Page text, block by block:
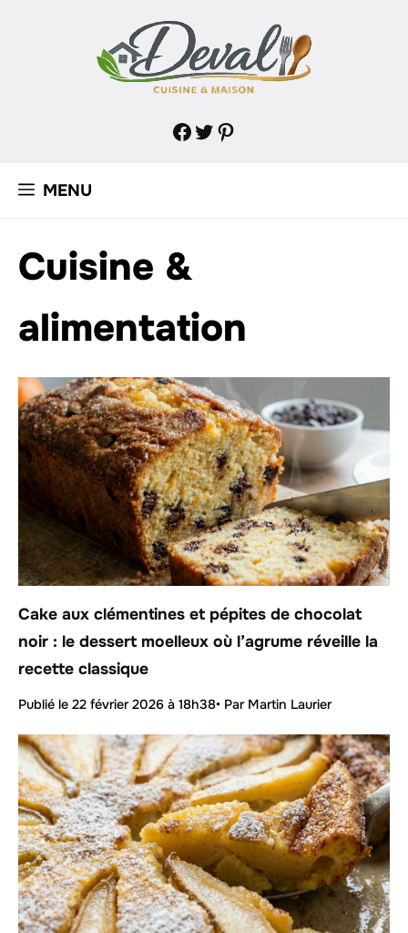
Facebook
Twitter
Pinterest
MENU
Cuisine &
alimentation
Cake aux clémentines et pépites de chocolat
noir : le dessert moelleux où l’agrume réveille la
recette classique
Publié le 22 février 2026 à 18h38• Par Martin Laurier